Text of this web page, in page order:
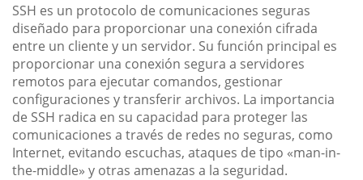
SSH es un protocolo de comunicaciones seguras
diseñado para proporcionar una conexión cifrada
entre un cliente y un servidor. Su función principal es
proporcionar una conexión segura a servidores
remotos para ejecutar comandos, gestionar
configuraciones y transferir archivos. La importancia
de SSH radica en su capacidad para proteger las
comunicaciones a través de redes no seguras, como
Internet, evitando escuchas, ataques de tipo «man-in-
the-middle» y otras amenazas a la seguridad.